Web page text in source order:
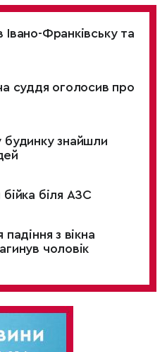
Франківську та
суддя оголосив про
будинку знайшли
біля АЗС
з вікна
чоловік